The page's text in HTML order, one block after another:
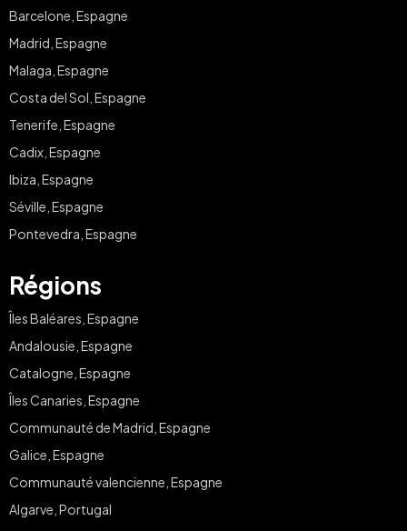
Barcelone, Espagne
Madrid, Espagne
Malaga, Espagne
Costa del Sol, Espagne
Tenerife, Espagne
Cadix, Espagne
Ibiza, Espagne
Séville, Espagne
Pontevedra, Espagne
Régions
Îles Baléares, Espagne
Andalousie, Espagne
Catalogne, Espagne
Îles Canaries, Espagne
Communauté de Madrid, Espagne
Galice, Espagne
Communauté valencienne, Espagne
Algarve, Portugal